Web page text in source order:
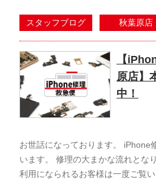
スタッフブログ 秋葉原店
【
原店】
中！
お世話になっております。 iPhone
います。 修理の大まかな流れとな
利用になられるお客様は一度ご覧